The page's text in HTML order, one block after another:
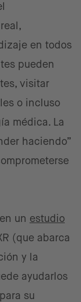
en todos
pueden
visitar
o incluso
médica. La
haciendo”
un estudio
(que abarca
y la
ayudarlos
su